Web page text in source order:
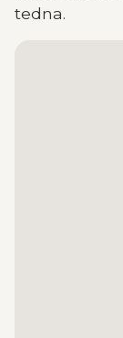
tedna.